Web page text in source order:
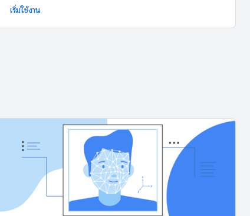
เริ่มใช้งาน